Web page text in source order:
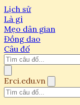
Lịch sử
Là gì
Mẹo dân gian
Đồng dao
Câu đố
Erci.edu.vn